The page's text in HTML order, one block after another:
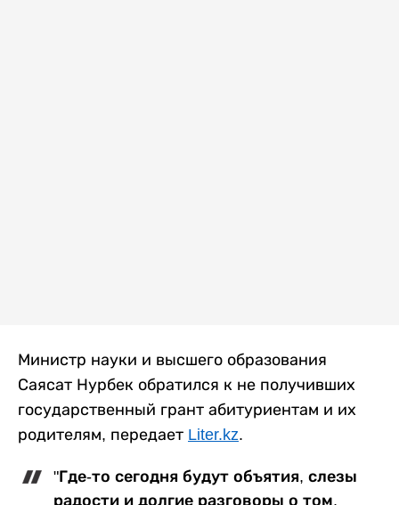
Министр науки и высшего образования
Саясат Нурбек обратился к не получивших
государственный грант абитуриентам и их
родителям, передает Liter.kz.
"Где-то сегодня будут объятия, слезы
радости и долгие разговоры о том,